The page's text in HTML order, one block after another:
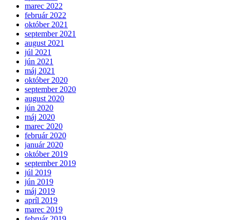
marec 2022
február 2022
október 2021
september 2021
august 2021
júl 2021
jún 2021
máj 2021
október 2020
september 2020
august 2020
jún 2020
máj 2020
marec 2020
február 2020
január 2020
október 2019
september 2019
júl 2019
jún 2019
máj 2019
apríl 2019
marec 2019